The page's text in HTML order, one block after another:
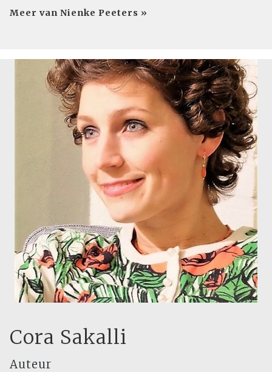
Meer van Nienke Peeters »
Cora Sakalli
Auteur